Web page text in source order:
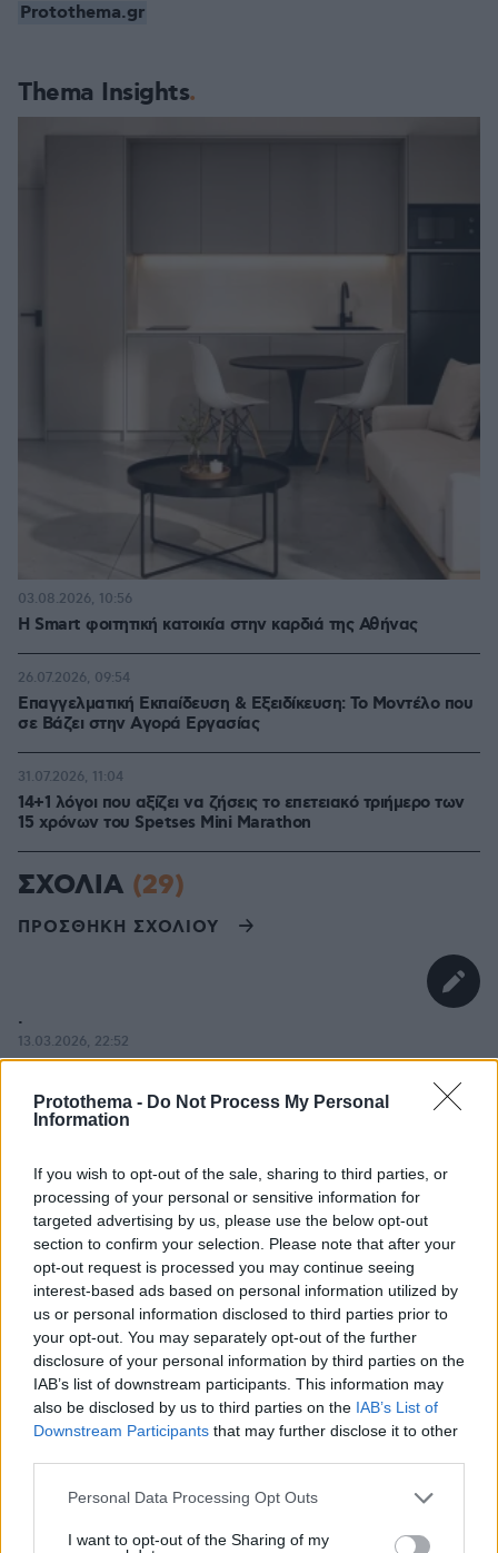
Protothema - Do Not Process My Personal
Information
If you wish to opt-out of the sale, sharing to third parties, or
processing of your personal or sensitive information for
targeted advertising by us, please use the below opt-out
section to confirm your selection. Please note that after your
opt-out request is processed you may continue seeing
interest-based ads based on personal information utilized by
us or personal information disclosed to third parties prior to
your opt-out. You may separately opt-out of the further
disclosure of your personal information by third parties on the
IAB’s list of downstream participants. This information may
also be disclosed by us to third parties on the IAB’s List of
Downstream Participants that may further disclose it to other
Please note that this website/app uses one or more Google
not limited to your visit or usage behaviour. You may click to
Personal Data Processing Opt Outs
I want to opt-out of the Sharing of my
Thema Insights
Η Smart φοιτητική κατοικία στην καρδιά της Αθήνας
03.08.2026, 10:56
Επαγγελματική Εκπαίδευση & Εξειδίκευση: Το Mοντέλο που
σε Bάζει στην Aγορά Eργασίας
26.07.2026, 09:54
14+1 λόγοι που αξίζει να ζήσεις το επετειακό τριήμερο των
15 χρόνων του Spetses Mini Marathon
31.07.2026, 11:04
Protothema.gr
ΣΧΟΛΙΑ (29)
ΠΡΟΣΘΗΚΗ ΣΧΟΛΙΟΥ
.
13.03.2026, 22:52
Ότι χειρότερο μπορεί να συμβεί σε μια χώρα είναι ο
πόλεμος. Αυτό τους δίνεις . Όλα τα άλλα του τρελού.
ΑΠΑΝΤΗΣΗ
CaDeme Δήμητρα Καρατζά
14.03.2026, 15:30
@22:52 +1000
ΑΠΑΝΤΗΣΗ
οικοπεδα ιραν
13.03.2026, 08:04
νετα εισαι γιγαντας, κανε το ιραν χωραφι.Εχεις
ξεσκισει ολη την αριστερα του πλανητη αρχοντα
ΑΠΑΝΤΗΣΗ
Σιγά πονόψυχε
Που σκέφτηκες το λαό. Τη διάλυση και εξόντωσή